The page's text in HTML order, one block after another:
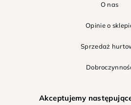
O nas
Opinie o
Sprzedaż
Akceptujemy